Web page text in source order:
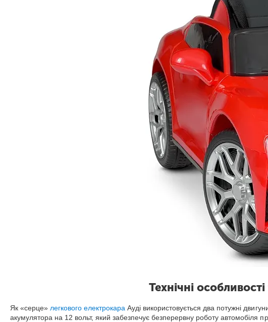
Технічні
Як «серце» легкового електрокара Ауді використовується два потужні
акумулятора на 12 вольт, який забезпечує безперервну роботу